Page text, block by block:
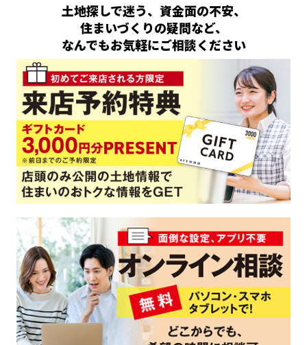
土地探しで迷う、資金面の不安、
住まいづくりの疑問など、
なんでもお気軽にご相談ください